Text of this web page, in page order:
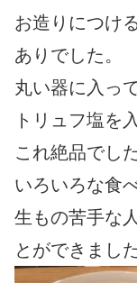
お造りにつけ
ありでした。
丸い器に入っ
トリュフ塩を
これ絶品でし
いろいろな食
生もの苦手な
とができました